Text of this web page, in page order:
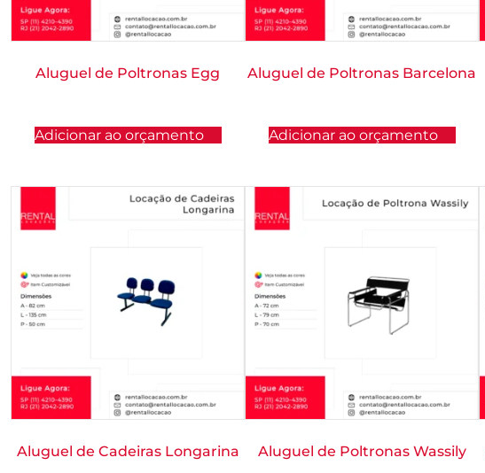
Aluguel de Poltronas Egg
Adicionar ao orçamento
Aluguel de Poltronas Barcelona
Adicionar ao orçamento
Aluguel de Cadeiras Longarina Aluguel de Poltronas Wassily